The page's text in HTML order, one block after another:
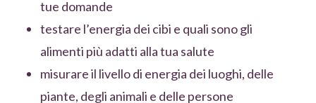
tue domande
testare l’energia dei cibi e quali sono gli
alimenti più adatti alla tua salute
misurare il livello di energia dei luoghi, delle
piante, degli animali e delle persone